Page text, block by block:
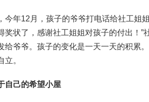
今年12月，孩子的爷爷打电话给社工姐
奖状了，感谢社工姐姐对孩子的付出！”
给爷爷。孩子的变化是一天一天的积累
立。
自己的希望小屋